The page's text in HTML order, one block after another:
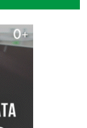
в травмпункте
аэропорту